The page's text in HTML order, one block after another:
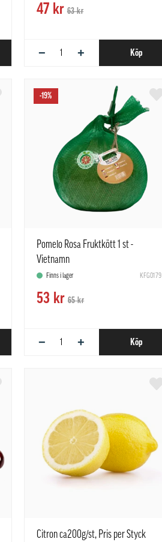
47 kr 63 kr
− + Köp
-19%
Pomelo Rosa Fruktkött 1 st -
Vietnamn
Finns i lager KFG0179
53 kr 65 kr
− + Köp
Citron ca200g/st, Pris per Styck